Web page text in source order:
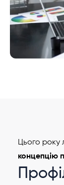
Цього року
концепцію